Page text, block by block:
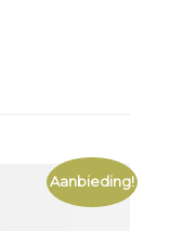
Aanbieding!